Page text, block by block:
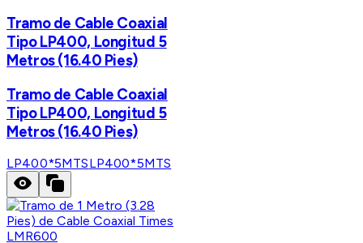
Tramo de Cable Coaxial
Tipo LP400, Longitud 5
Metros (16.40 Pies)
Tramo de Cable Coaxial
Tipo LP400, Longitud 5
Metros (16.40 Pies)
LP400*5MTSLP400*5MTS